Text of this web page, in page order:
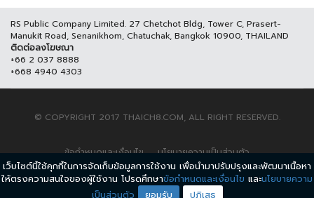
RS Public Company Limited. 27 Chetchot Bldg, Tower C, Prasert-
Manukit Road, Senanikhom, Chatuchak, Bangkok 10900, THAILAND
ติดต่อลงโฆษณา
+66 2 037 8888
+668 4940 4303
© COPYRIGHT 2017 THAICH8.COM, ALL RIGHT RESERVED.
ข้อกำหนดและเงื่อนไข นโยบายความเป็นส่วนตัว
เว็บไซต์นี้ใช้คุกกี้ในการจัดเก็บข้อมูลการใช้งาน เพื่อนำมาปรับปรุงและพัฒนาเนื้อหา
ให้ตรงความสนใจของผู้ใช้งาน โปรดศึกษาข้อกำหนดและเงื่อนไข และนโยบายความ
เป็นส่วนตัว
ยอมรับ ปฏิเสธ